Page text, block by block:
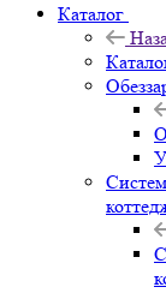
Каталог